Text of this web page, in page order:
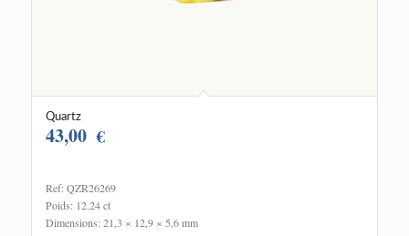
Quartz
43,00 €
Ref: QZR26269
Poids: 12.24 ct
Dimensions: 21,3 × 12,9 × 5,6 mm